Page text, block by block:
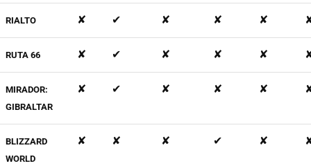
RIALTO ✘ ✔ ✘ ✘ ✘
RUTA 66 ✘ ✔ ✘ ✘ ✘
MIRADOR:
GIBRALTAR
✘ ✔ ✘ ✘ ✘
BLIZZARD
WORLD
✘ ✘ ✘ ✔ ✘